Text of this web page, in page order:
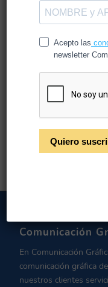
Integra
5 de mayo de 2021 /
Leer más
Comunicación
En Comunicación
comunicación gráfica
nuestros clientes